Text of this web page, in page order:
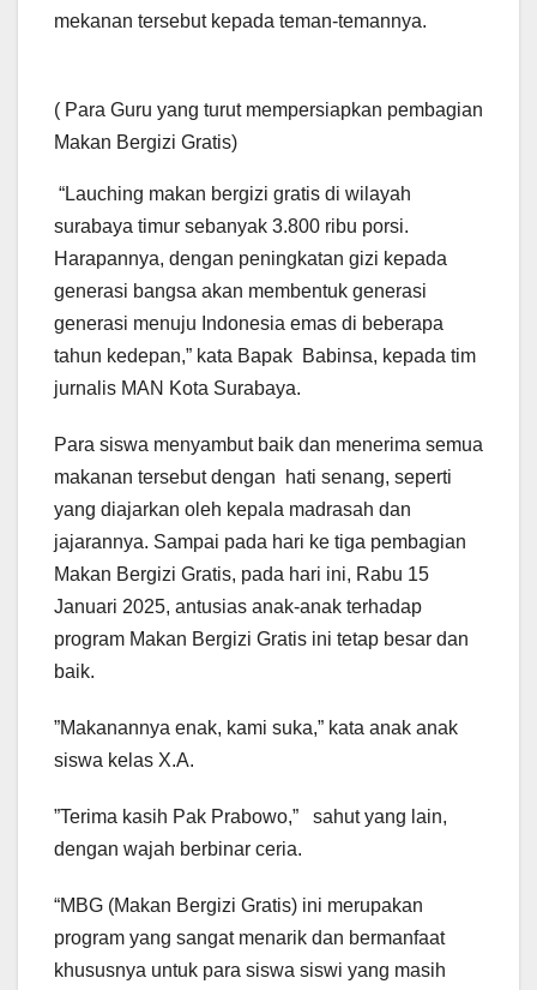
mekanan tersebut kepada teman-temannya.
( Para Guru yang turut mempersiapkan pembagian
Makan Bergizi Gratis)
“Lauching makan bergizi gratis di wilayah
surabaya timur sebanyak 3.800 ribu porsi.
Harapannya, dengan peningkatan gizi kepada
generasi bangsa akan membentuk generasi
generasi menuju Indonesia emas di beberapa
tahun kedepan,” kata Bapak Babinsa, kepada tim
jurnalis MAN Kota Surabaya.
Para siswa menyambut baik dan menerima semua
makanan tersebut dengan hati senang, seperti
yang diajarkan oleh kepala madrasah dan
jajarannya. Sampai pada hari ke tiga pembagian
Makan Bergizi Gratis, pada hari ini, Rabu 15
Januari 2025, antusias anak-anak terhadap
program Makan Bergizi Gratis ini tetap besar dan
baik.
”Makanannya enak, kami suka,” kata anak anak
siswa kelas X.A.
”Terima kasih Pak Prabowo,” sahut yang lain,
dengan wajah berbinar ceria.
“MBG (Makan Bergizi Gratis) ini merupakan
program yang sangat menarik dan bermanfaat
khususnya untuk para siswa siswi yang masih